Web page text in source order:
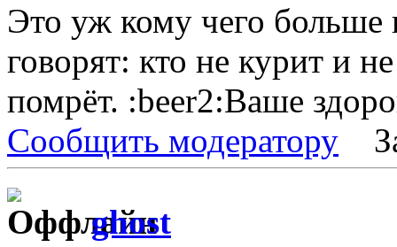
Это уж кому чего больше
говорят: кто не курит и
помрёт. :beer2:Ваше
Сообщить модератору
ghost